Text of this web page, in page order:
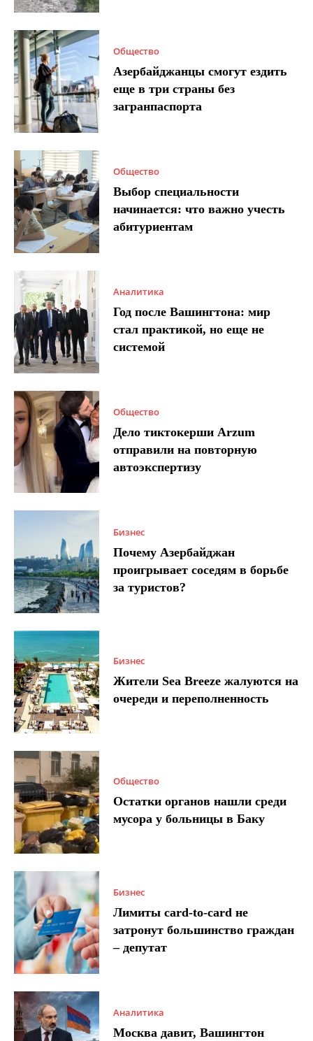
Общество
Азербайджанцы смогут ездить
еще в три страны без
загранпаспорта
Общество
Выбор специальности
начинается: что важно учесть
абитуриентам
Аналитика
Год после Вашингтона: мир
стал практикой, но еще не
системой
Общество
Дело тиктокерши Arzum
отправили на повторную
автоэкспертизу
Бизнес
Почему Азербайджан
проигрывает соседям в борьбе
за туристов?
Бизнес
Жители Sea Breeze жалуются на
очереди и переполненность
Общество
Остатки органов нашли среди
мусора у больницы в Баку
Бизнес
Лимиты card-to-card не
затронут большинство граждан
– депутат
Аналитика
Москва давит, Вашингтон